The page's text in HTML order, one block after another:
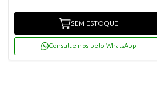
SEM ESTOQUE
Consulte-nos pelo WhatsApp